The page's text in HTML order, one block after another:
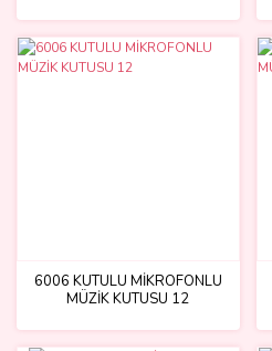
6006 KUTULU MİKROFONLU
MÜZİK KUTUSU 12